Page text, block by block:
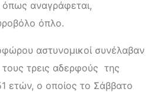
όπως αναγράφεται,
όπλο.
αστυνομικοί συνέλαβαν
τρεις αδερφούς της
ετών, ο οποίος το Σάββατο